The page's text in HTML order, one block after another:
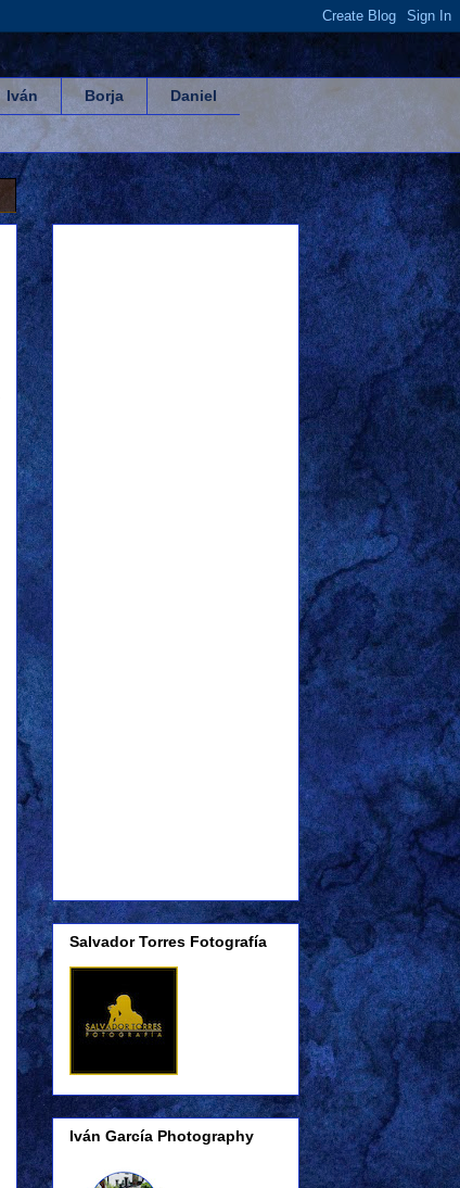
Iván Borja Daniel
Salvador Torres Fotografía
Iván García Photography